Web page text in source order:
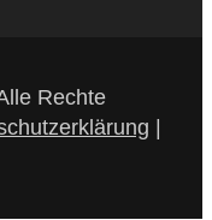
Rechte
|